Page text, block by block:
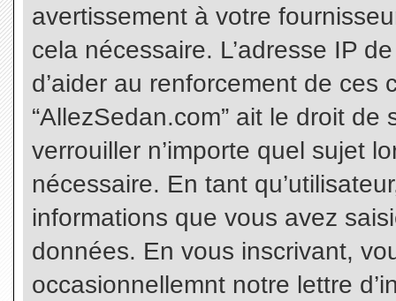
avertissement à votre
cela nécessaire. L’adresse IP
d’aider au renforcement de
“AllezSedan.com” ait le droit de
verrouiller n’importe quel sujet
nécessaire. En tant
informations que vous avez
données. En vous inscrivant,
occasionnellemnt notre lettre